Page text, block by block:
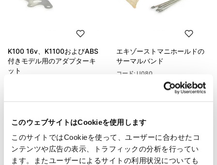
このウェブサイトはCookieを使用します
このサイトではCookieを使って、ユーザーに合わせたコ
ンテンツや広告の表示、トラフィックの分析を行ってい
ます。またユーザーによるサイトの利用状況についても
K100 16v、K1100およびABS
付きモデル用のアダプターキ
ット
エキゾーストマニホールドの
サーマルバンド
コード: U080